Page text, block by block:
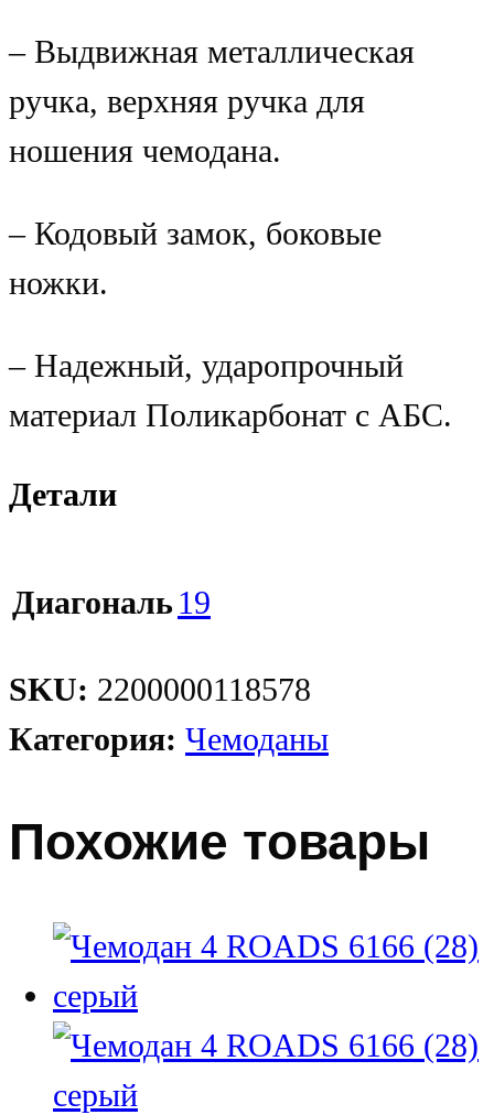
– Выдвижная металлическая
ручка, верхняя ручка для
ношения чемодана.
– Кодовый замок, боковые
ножки.
– Надежный, ударопрочный
материал Поликарбонат с АБС.
Детали
Диагональ 19
SKU: 2200000118578
Категория: Чемоданы
Похожие товары